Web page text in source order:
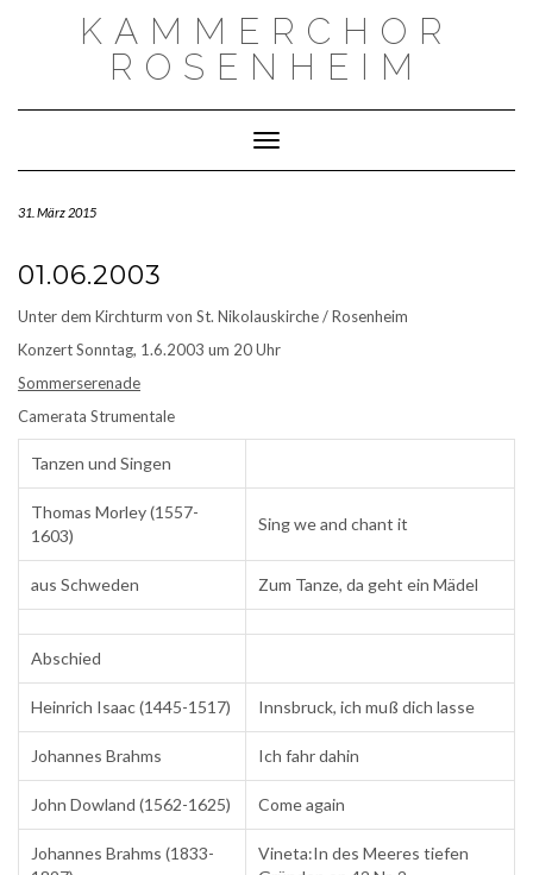
KAMMERCHOR
ROSENHEIM
Toggle Navigation
31. März 2015
01.06.2003
Unter dem Kirchturm von St. Nikolauskirche / Rosenheim
Konzert Sonntag, 1.6.2003 um 20 Uhr
Sommerserenade
Camerata Strumentale
Tanzen und Singen
Thomas Morley (1557-
1603)
Sing we and chant it
aus Schweden Zum Tanze, da geht ein Mädel
Abschied
Heinrich Isaac (1445-1517) Innsbruck, ich muß dich lasse
Johannes Brahms Ich fahr dahin
John Dowland (1562-1625) Come again
Johannes Brahms (1833-
Vineta:In des Meeres tiefen